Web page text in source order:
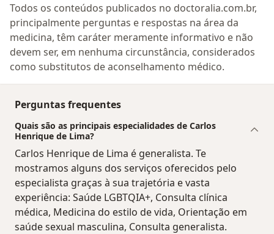
Todos os conteúdos publicados no doctoralia.com.br,
principalmente perguntas e respostas na área da
medicina, têm caráter meramente informativo e não
devem ser, em nenhuma circunstância, considerados
como substitutos de aconselhamento médico.
Perguntas frequentes
Quais são as principais especialidades de Carlos
Henrique de Lima?
Carlos Henrique de Lima é generalista. Te
mostramos alguns dos serviços oferecidos pelo
especialista graças à sua trajetória e vasta
experiência: Saúde LGBTQIA+, Consulta clínica
médica, Medicina do estilo de vida, Orientação em
saúde sexual masculina, Consulta generalista.